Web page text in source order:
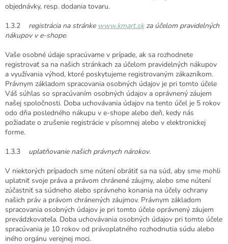
objednávky, resp. dodania tovaru.
1.3.2 registrácia na stránke www.kmart.skza účelom pravidelných
nákupov v e-shope.
Vaše osobné údaje spracúvame v prípade, ak sa rozhodnete
registrovať sa na našich stránkach za účelom pravidelných nákupov
a využívania výhod, ktoré poskytujeme registrovaným zákazníkom.
Právnym základom spracovania osobných údajov je pri tomto účele
Váš súhlas so spracúvaním osobných údajov a oprávnený záujem
našej spoločnosti. Doba uchovávania údajov na tento účel je 5 rokov
odo dňa posledného nákupu v e-shope alebo deň, kedy nás
požiadate o zrušenie registrácie v písomnej alebo v elektronickej
forme.
1.3.3 uplatňovanie našich právnych nárokov.
V niektorých prípadoch sme nútení obrátiť sa na súd, aby sme mohli
uplatniť svoje práva a právom chránené záujmy, alebo sme nútení
zúčastniť sa súdneho alebo správneho konania na účely ochrany
našich práv a právom chránených záujmov. Právnym základom
spracovania osobných údajov je pri tomto účele oprávnený záujem
prevádzkovateľa. Doba uchovávania osobných údajov pri tomto účele
spracúvania je 10 rokov od právoplatného rozhodnutia súdu alebo
iného orgánu verejnej moci.